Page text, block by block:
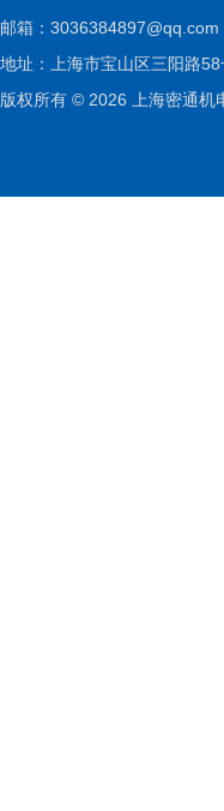
邮箱： 3036384897@qq.com
地址：上海市宝山区三阳路58
版权所有 © 2026 上海密通机